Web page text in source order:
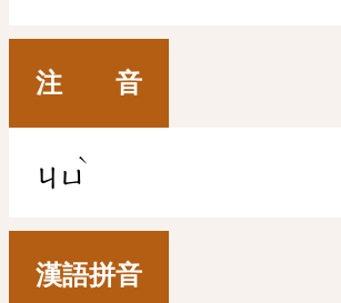
注 音
ㄐㄩ
ˋ
漢語拼音